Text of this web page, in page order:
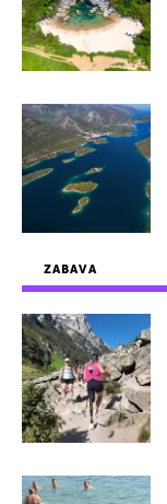
ZABAVA